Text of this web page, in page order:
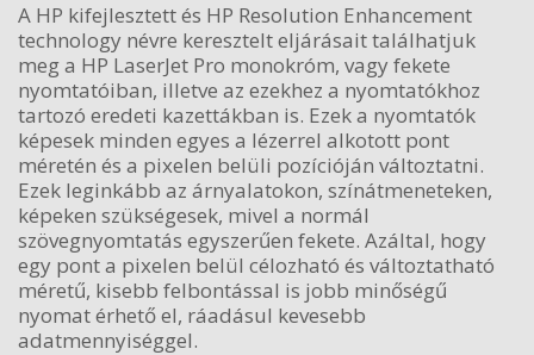
A HP kifejlesztett és HP Resolution Enhancement
technology névre keresztelt eljárásait találhatjuk
meg a HP LaserJet Pro monokróm, vagy fekete
nyomtatóiban, illetve az ezekhez a nyomtatókhoz
tartozó eredeti kazettákban is. Ezek a nyomtatók
képesek minden egyes a lézerrel alkotott pont
méretén és a pixelen belüli pozícióján változtatni.
Ezek leginkább az árnyalatokon, színátmeneteken,
képeken szükségesek, mivel a normál
szövegnyomtatás egyszerűen fekete. Azáltal, hogy
egy pont a pixelen belül célozható és változtatható
méretű, kisebb felbontással is jobb minőségű
nyomat érhető el, ráadásul kevesebb
adatmennyiséggel.